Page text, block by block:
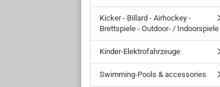
Kicker - Billard - Airhockey -
Brettspiele - Outdoor- / Indoorspiele
Kinder-Elektrofahrzeuge
Swimming-Pools & accessories